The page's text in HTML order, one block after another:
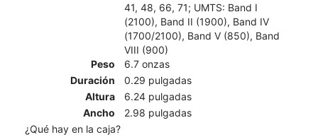
41, 48, 66, 71; UMTS: Band I
(2100), Band II (1900), Band IV
(1700/2100), Band V (850), Band
VIII (900)
Peso
6.7 onzas
Duración
0.29 pulgadas
Altura
6.24 pulgadas
Ancho
2.98 pulgadas
¿Qué hay en la caja?